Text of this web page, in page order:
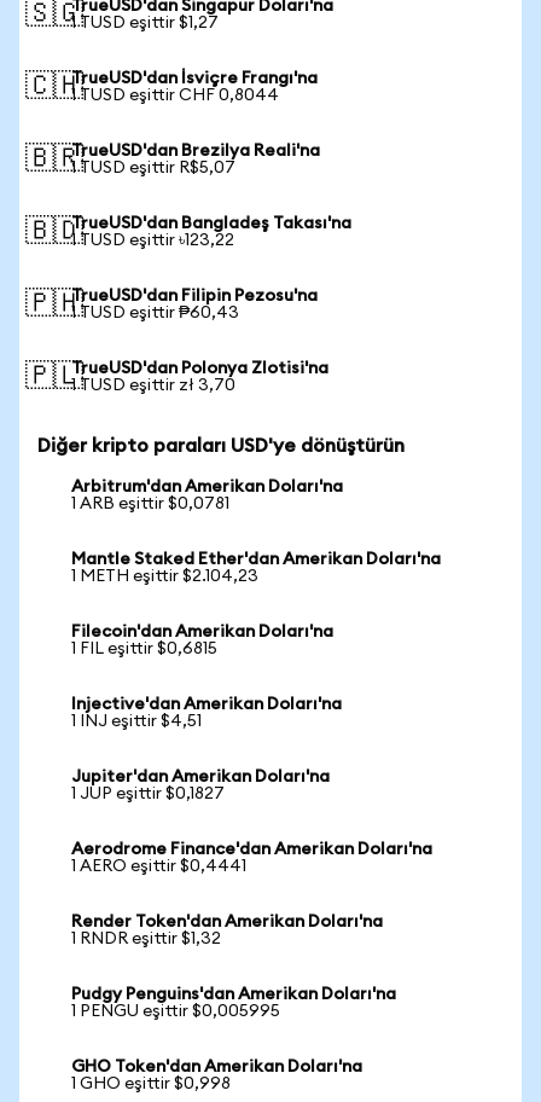
🇸🇬TrueUSD'dan Singapur Doları'na
1 TUSD eşittir $1,27
🇨🇭TrueUSD'dan İsviçre Frangı'na
1 TUSD eşittir CHF 0,8044
🇧🇷TrueUSD'dan Brezilya Reali'na
1 TUSD eşittir R$5,07
🇧🇩TrueUSD'dan Bangladeş Takası'na
1 TUSD eşittir ৳123,22
🇵🇭TrueUSD'dan Filipin Pezosu'na
1 TUSD eşittir ₱60,43
🇵🇱TrueUSD'dan Polonya Zlotisi'na
1 TUSD eşittir zł 3,70
Diğer kripto paraları USD'ye dönüştürün
Arbitrum'dan Amerikan Doları'na
1 ARB eşittir $0,0781
Mantle Staked Ether'dan Amerikan Doları'na
1 METH eşittir $2.104,23
Filecoin'dan Amerikan Doları'na
1 FIL eşittir $0,6815
Injective'dan Amerikan Doları'na
1 INJ eşittir $4,51
Jupiter'dan Amerikan Doları'na
1 JUP eşittir $0,1827
Aerodrome Finance'dan Amerikan Doları'na
1 AERO eşittir $0,4441
Render Token'dan Amerikan Doları'na
1 RNDR eşittir $1,32
Pudgy Penguins'dan Amerikan Doları'na
1 PENGU eşittir $0,005995
GHO Token'dan Amerikan Doları'na
1 GHO eşittir $0,998